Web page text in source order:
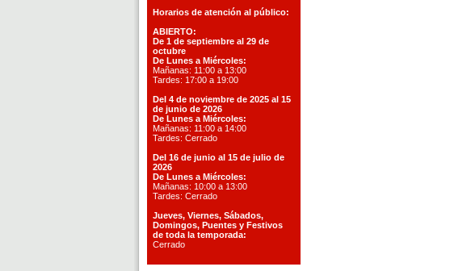
Horarios de atención al público:
ABIERTO:
De 1 de septiembre al 29 de
octubre
De Lunes a Miércoles:
Mañanas: 11:00 a 13:00
Tardes: 17:00 a 19:00
Del 4 de noviembre de 2025 al 15
de junio de 2026
De Lunes a Miércoles:
Mañanas: 11:00 a 14:00
Tardes: Cerrado
Del 16 de junio al 15 de julio de
2026
De Lunes a Miércoles:
Mañanas: 10:00 a 13:00
Tardes: Cerrado
Jueves, Viernes, Sábados,
Domingos, Puentes y Festivos
de toda la temporada:
Cerrado